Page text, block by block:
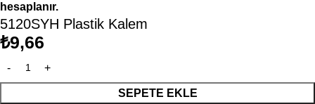
hesaplanır.
5120SYH Plastik Kalem
₺9,66
SEPETE EKLE